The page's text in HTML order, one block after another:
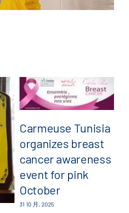
Carmeuse Tunisia
organizes breast
cancer awareness
event for pink
October
31 10 月, 2025